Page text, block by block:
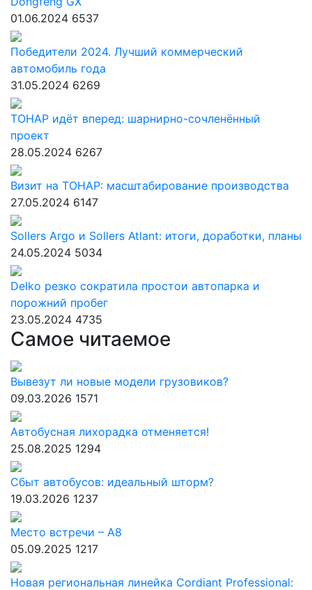
01.06.2024 6537
Победители 2024. Лучший коммерческий
автомобиль года
31.05.2024 6269
ТОНАР идёт вперед: шарнирно-сочленённый
проект
28.05.2024 6267
Визит на ТОНАР: масштабирование производства
27.05.2024 6147
Sollers Argo и Sollers Atlant: итоги, доработки, планы
24.05.2024 5034
Delko резко сократила простои автопарка и
порожний пробег
23.05.2024 4735
Самое читаемое
Вывезут ли новые модели грузовиков?
09.03.2026 1571
Автобусная лихорадка отменяется!
25.08.2025 1294
Сбыт автобусов: идеальный шторм?
19.03.2026 1237
Место встречи – А8
05.09.2025 1217
Новая региональная линейка Cordiant Professional: